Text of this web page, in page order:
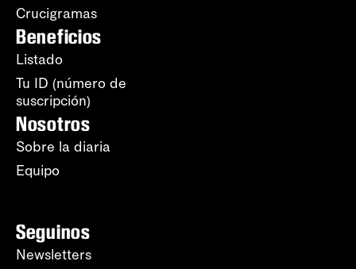
Crucigramas
Beneficios
Listado
Tu ID (número de
suscripción)
Nosotros
Sobre la diaria
Equipo
Seguinos
Newsletters